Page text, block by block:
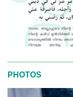
PHOTOS